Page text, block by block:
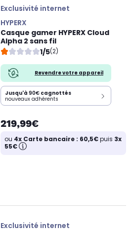
Exclusivité internet
HYPERX
Casque gamer HYPERX Cloud
Alpha 2 sans fil
1/5(2)
Revendre votre appareil
Jusqu'à 90€ cagnottés
nouveaux adhérents
219,99€
ou 4x Carte bancaire : 60,5€puis 3x
55€
Exclusivité internet